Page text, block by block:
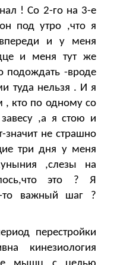
! Со 2-го на 3-е
под утро ,что я
и у меня
и меня тут же
подождать -вроде
туда нельзя . И я
, кто по одному со
завесу ,а я стою и
значит не страшно
три дня у меня
,слезы на
это ? Я
то важный шаг ?
перестройки
кинезиология